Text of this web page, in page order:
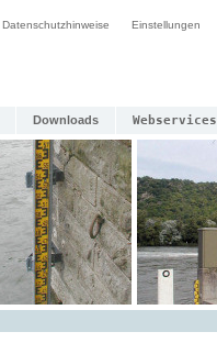
Datenschutzhinweise Einstellungen
Downloads Webservices